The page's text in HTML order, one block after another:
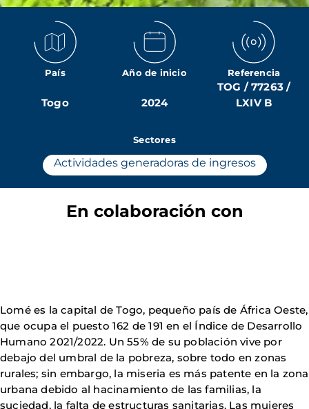
País
Togo
Año de inicio
2024
Referencia
TOG / 77263 /
LXIV B
Sectores
Actividades generadoras de ingresos
En colaboración con
Lomé es la capital de Togo, pequeño país de África Oeste,
que ocupa el puesto 162 de 191 en el Índice de Desarrollo
Humano 2021/2022. Un 55% de su población vive por
debajo del umbral de la pobreza, sobre todo en zonas
rurales; sin embargo, la miseria es más patente en la zona
urbana debido al hacinamiento de las familias, la
suciedad, la falta de estructuras sanitarias. Las mujeres